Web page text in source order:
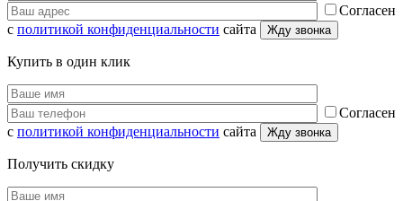
Согласен
с политикой конфиденциальности сайта
Купить в один клик
Согласен
с политикой конфиденциальности сайта
Получить скидку